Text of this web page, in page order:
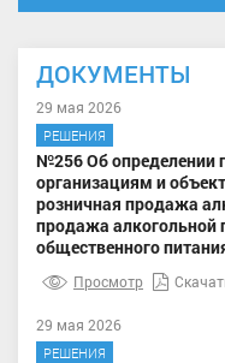
ДОКУМЕНТЫ
29 мая 2026
РЕШЕНИЯ
№256 Об определении
организациям и
розничная продажа
продажа алкогольной
общественного
Просмотр
29 мая 2026
РЕШЕНИЯ